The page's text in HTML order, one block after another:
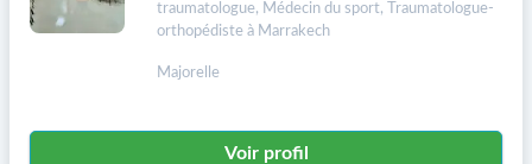
traumatologue, Médecin du sport, Traumatologue-
orthopédiste à Marrakech
Majorelle
Voir profil